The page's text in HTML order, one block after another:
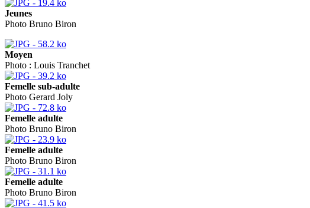
Jeunes
Photo Bruno Biron
Moyen
Photo : Louis Tranchet
Femelle sub-adulte
Photo Gerard Joly
Femelle adulte
Photo Bruno Biron
Femelle adulte
Photo Bruno Biron
Femelle adulte
Photo Bruno Biron